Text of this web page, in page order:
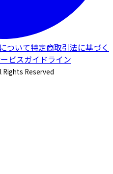
ついて特定商取引法に基づく
ビスガイドライン
Rights Reserved